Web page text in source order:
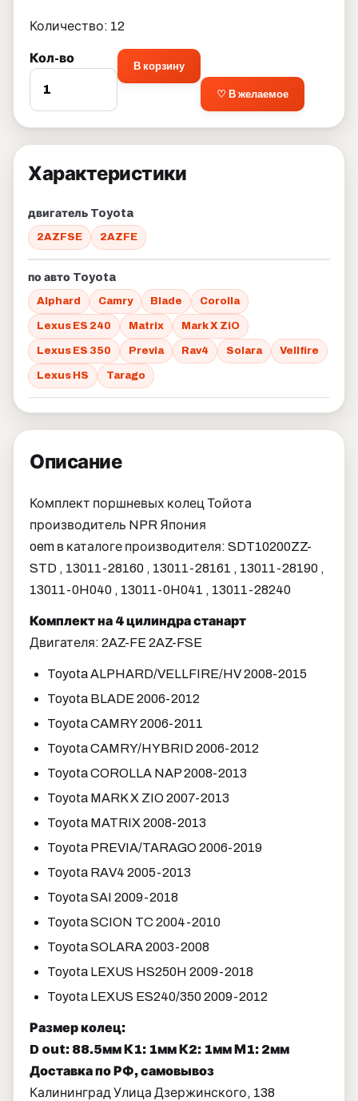
Количество: 12
Кол-во
В корзину
♡ В желаемое
Характеристики
двигатель Toyota
2AZFSE 2AZFE
по авто Toyota
Alphard Camry Blade Corolla
Lexus ES 240 Matrix Mark X ZiO
Lexus ES 350 Previa Rav4 Solara Vellfire
Lexus HS Tarago
Описание
Комплект поршневых колец Тойота
производитель NPR Япония
oem в каталоге производителя: SDT10200ZZ-
STD , 13011-28160 , 13011-28161 , 13011-28190 ,
13011-0H040 , 13011-0H041 , 13011-28240
Комплект на 4 цилиндра станарт
Двигателя: 2AZ-FE 2AZ-FSE
Toyota ALPHARD/VELLFIRE/HV 2008-2015
Toyota BLADE 2006-2012
Toyota CAMRY 2006-2011
Toyota CAMRY/HYBRID 2006-2012
Toyota COROLLA NAP 2008-2013
Toyota MARK X ZIO 2007-2013
Toyota MATRIX 2008-2013
Toyota PREVIA/TARAGO 2006-2019
Toyota RAV4 2005-2013
Toyota SAI 2009-2018
Toyota SCION TC 2004-2010
Toyota SOLARA 2003-2008
Toyota LEXUS HS250H 2009-2018
Toyota LEXUS ES240/350 2009-2012
Размер колец:
D out: 88.5мм К1: 1мм К2: 1мм М1: 2мм
Доставка по РФ, самовывоз
Калининград Улица Дзержинского, 138